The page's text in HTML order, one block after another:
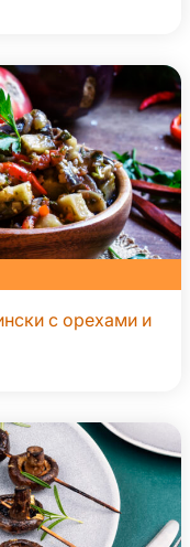
с орехами и